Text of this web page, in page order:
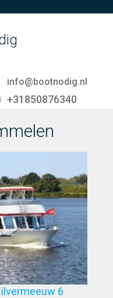
info@bootnodig.nl
+31850876340
Zilvermeeuw 6